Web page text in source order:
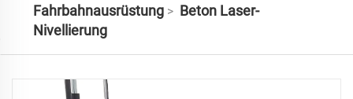
Fahrbahnausrüstung> Beton Laser-
Nivellierung